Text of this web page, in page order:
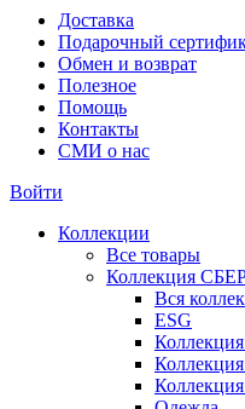
Доставка
Подарочный
Обмен и возврат
Полезное
Помощь
Контакты
СМИ о нас
Войти
Коллекции
Все товары
Коллекция
Вся
ESG